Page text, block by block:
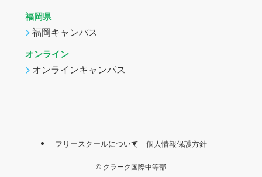
福岡県
福岡キャンパス
オンライン
オンラインキャンパス
フリースクールについて 個人情報保護方針
© クラーク国際中等部